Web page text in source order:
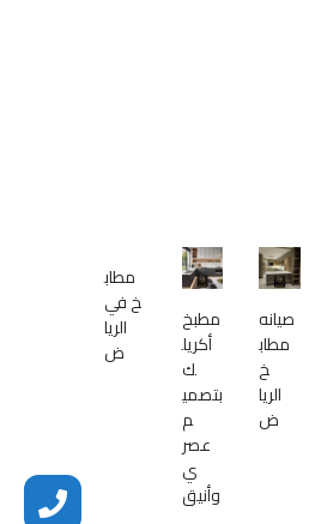
صيانه
مطاب
خ
الريا
ض
مطبخ
أكريل
ك
بتصمي
م
عصر
ي
وأنيق
مطاب
خ في
الريا
ض